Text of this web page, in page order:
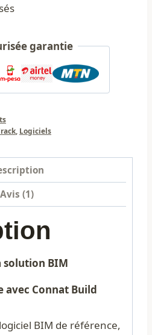
garantie
, Logiciels
Avis (1)
solution BIM
avec Connat Build
BIM de référence,